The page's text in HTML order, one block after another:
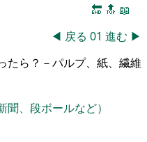
🔚 🔝 📖
◀ 戻る 01 進む ▶
たら？－パルプ、紙、繊維
聞、段ボールなど）